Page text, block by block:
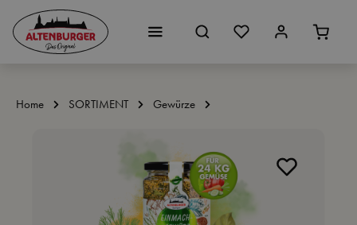
Zum Hauptinhalt springen
Home SORTIMENT Gewürze